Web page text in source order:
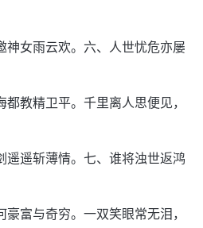
神女雨云欢。六、人世忧危亦屡
教精卫平。千里离人思便见，
遥遥斩薄情。七、谁将浊世返鸿
富与奇穷。一双笑眼常无泪，